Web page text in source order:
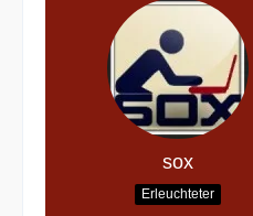
sox
Erleuchteter